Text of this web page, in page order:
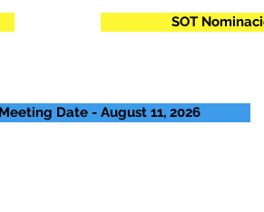
SOT
Date - August 11, 2026